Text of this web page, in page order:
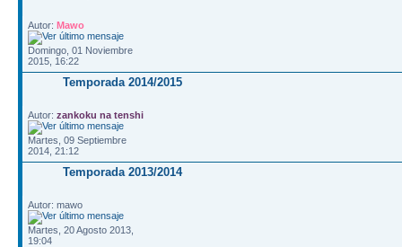
Autor: Mawo
Domingo, 01 Noviembre
2015, 16:22
Temporada 2014/2015
Autor: zankoku na tenshi
Martes, 09 Septiembre
2014, 21:12
Temporada 2013/2014
Autor: mawo
Martes, 20 Agosto 2013,
19:04